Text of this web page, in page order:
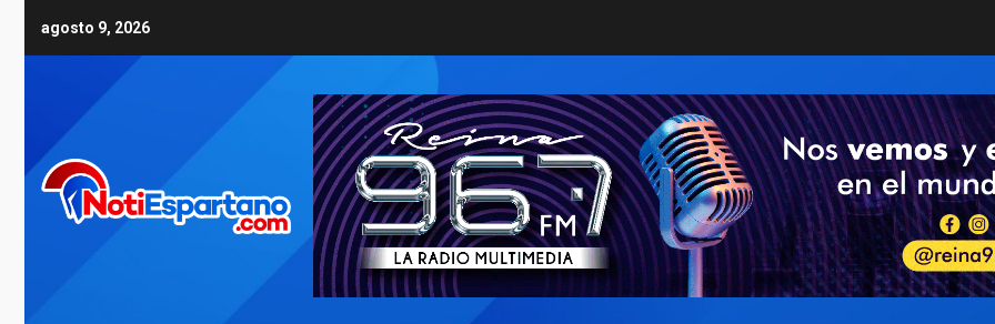
agosto 9, 2026